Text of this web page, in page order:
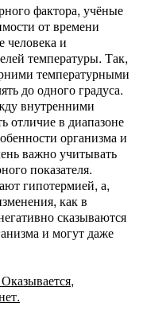
фактора, учёные
от времени
человека и
температуры. Так,
температурными
до одного градуса.
внутренними
отличие в диапазоне
организма и
важно учитывать
показателя.
гипотермией, а,
как в
сказываются
и могут даже